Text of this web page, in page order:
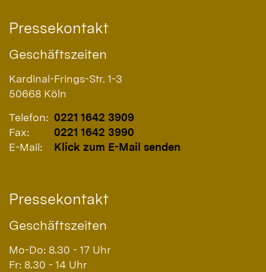
Pressekontakt
Geschäftszeiten
Kardinal-Frings-Str. 1-3
50668 Köln
Telefon: 0221 1642 3909
Fax:
0221 1642 3990
E-Mail:
Klick zum E-Mail senden
Pressekontakt
Geschäftszeiten
Mo-Do: 8.30 - 17 Uhr
Fr: 8.30 - 14 Uhr